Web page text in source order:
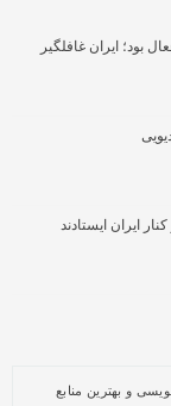
بود؛ ایران غافلگیر
ایران ایستادند
و بهترین منابع